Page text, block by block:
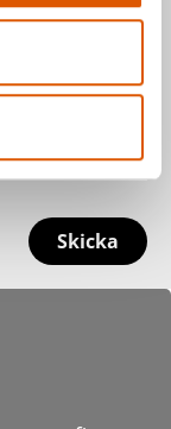
Skicka